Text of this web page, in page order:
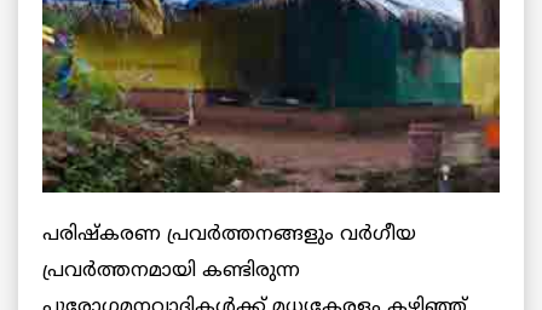
പരിഷ്‌കരണ പ്രവര്‍ത്തനങ്ങളും വര്‍ഗീയ
പ്രവര്‍ത്തനമായി കണ്ടിരുന്ന